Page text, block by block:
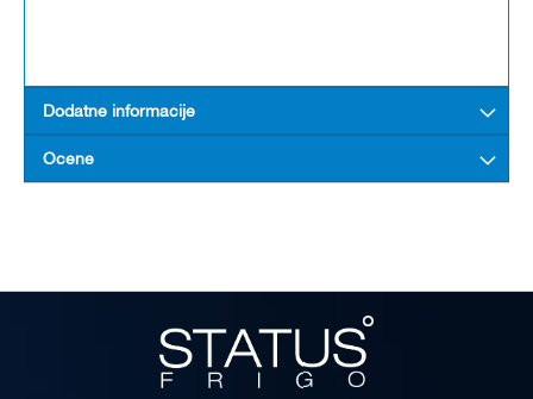
Dodatne informacije
Ocene